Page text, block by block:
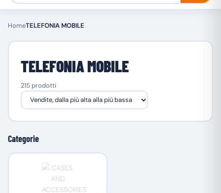
HomeTELEFONIA MOBILE
TELEFONIA MOBILE
215 prodotti
Categorie